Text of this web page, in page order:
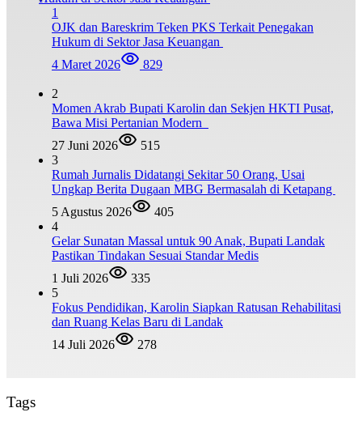
1
OJK dan Bareskrim Teken PKS Terkait Penegakan
Hukum di Sektor Jasa Keuangan
4 Maret 2026
829
2
Momen Akrab Bupati Karolin dan Sekjen HKTI Pusat,
Bawa Misi Pertanian Modern
27 Juni 2026
515
3
Rumah Jurnalis Didatangi Sekitar 50 Orang, Usai
Ungkap Berita Dugaan MBG Bermasalah di Ketapang
5 Agustus 2026
405
4
Gelar Sunatan Massal untuk 90 Anak, Bupati Landak
Pastikan Tindakan Sesuai Standar Medis
1 Juli 2026
335
5
Fokus Pendidikan, Karolin Siapkan Ratusan Rehabilitasi
dan Ruang Kelas Baru di Landak
14 Juli 2026
278
Tags